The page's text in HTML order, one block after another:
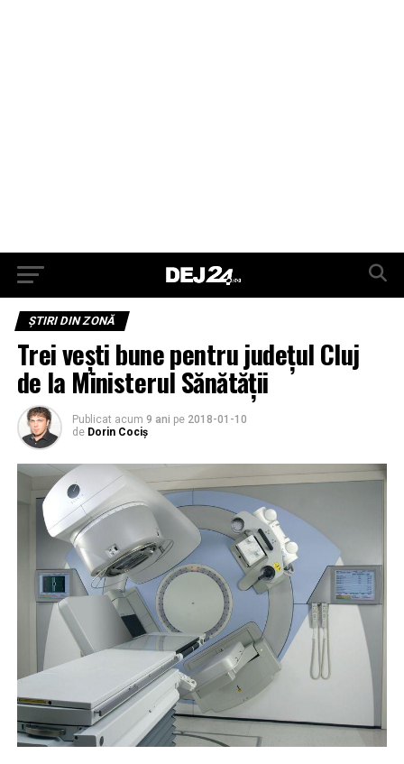
ŞTIRI DIN ZONĂ
Trei vești bune pentru județul Cluj
de la Ministerul Sănătății
Publicat acum 9 ani pe 2018-01-10
de Dorin Cociș